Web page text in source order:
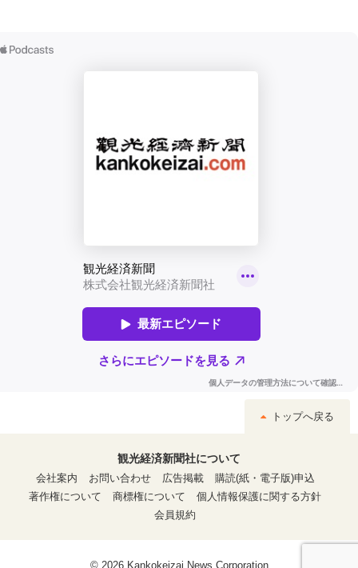
トップへ戻る
観光経済新聞社について
会社案内
お問い合わせ 広告掲載
購読(紙・電子版)申込
著作権について
商標権について
個人情報保護に関する方針
会員規約
© 2026 Kankokeizai News Corporation